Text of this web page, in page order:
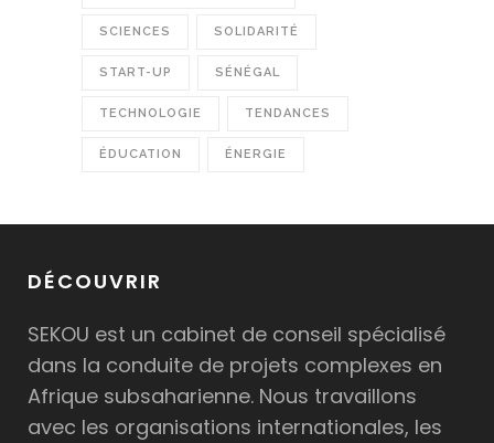
SCIENCES SOLIDARITÉ
START-UP SÉNÉGAL
TECHNOLOGIE TENDANCES
ÉDUCATION ÉNERGIE
DÉCOUVRIR
SEKOU est un cabinet de conseil spécialisé
dans la conduite de projets complexes en
Afrique subsaharienne. Nous travaillons
avec les organisations internationales, les